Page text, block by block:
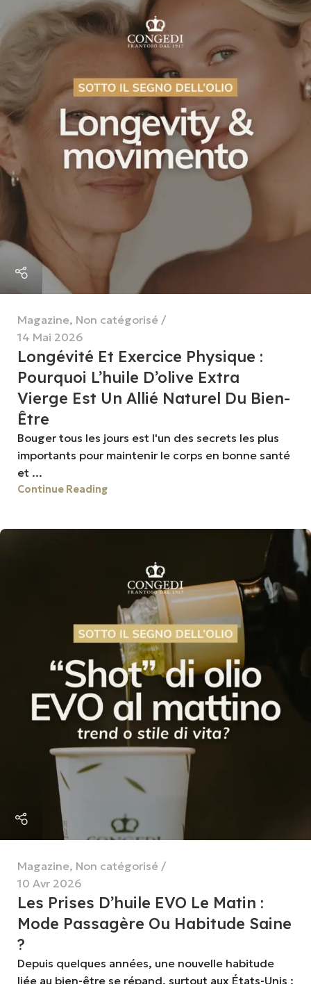
Magazine, Non catégorisé
14 Mai 2026
Longévité Et Exercice Physique :
Pourquoi L’huile D’olive Extra
Vierge Est Un Allié Naturel Du Bien-
Être
Bouger tous les jours est l'un des secrets les plus
importants pour maintenir le corps en bonne santé
et ...
Continue Reading
Magazine, Non catégorisé
10 Avr 2026
Les Prises D’huile EVO Le Matin :
Mode Passagère Ou Habitude Saine
?
Depuis quelques années, une nouvelle habitude
liée au bien-être se répand, surtout aux États-Unis :